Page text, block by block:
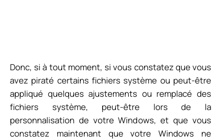
Donc, si à tout moment, si vous constatez que vous
avez piraté certains fichiers système ou peut-être
appliqué quelques ajustements ou remplacé des
fichiers système, peut-être lors de la
personnalisation de votre Windows, et que vous
constatez maintenant que votre Windows ne